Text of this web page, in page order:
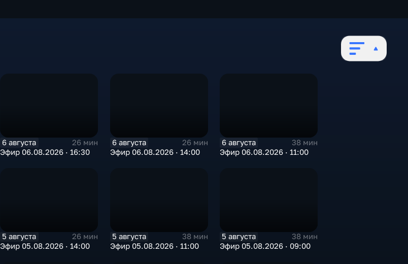
6 августа
26 мин
Эфир 06.08.2026 · 16:30
6 августа
26 мин
Эфир 06.08.2026 · 14:00
6 августа
38 мин
Эфир 06.08.2026 · 11:00
5 августа
26 мин
Эфир 05.08.2026 · 14:00
5 августа
38 мин
Эфир 05.08.2026 · 11:00
5 августа
38 мин
Эфир 05.08.2026 · 09:00